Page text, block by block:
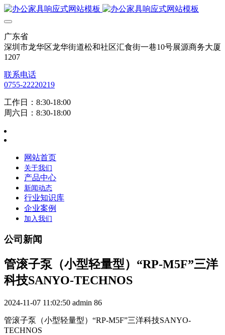
广东省
深圳市龙华区龙华街道松和社区汇食街一巷10号展源商务大厦
1207
联系电话
0755-22220219
工作日：8:30-18:00
周六日：8:30-18:00
网站首页
关于我们
产品中心
新闻动态
行业知识库
企业案例
加入我们
公司新闻
管滚子泵（小型轻量型）“RP-M5F”三洋
科技SANYO-TECHNOS
2024-11-07 11:02:50 admin 86
管滚子泵（小型轻量型）“RP-M5F”三洋科技SANYO-
TECHNOS